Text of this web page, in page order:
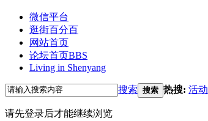
微信平台
逛街百分百
网站首页
论坛首页BBS
Living in Shenyang
搜索 搜索 热搜: 活动
请先登录后才能继续浏览